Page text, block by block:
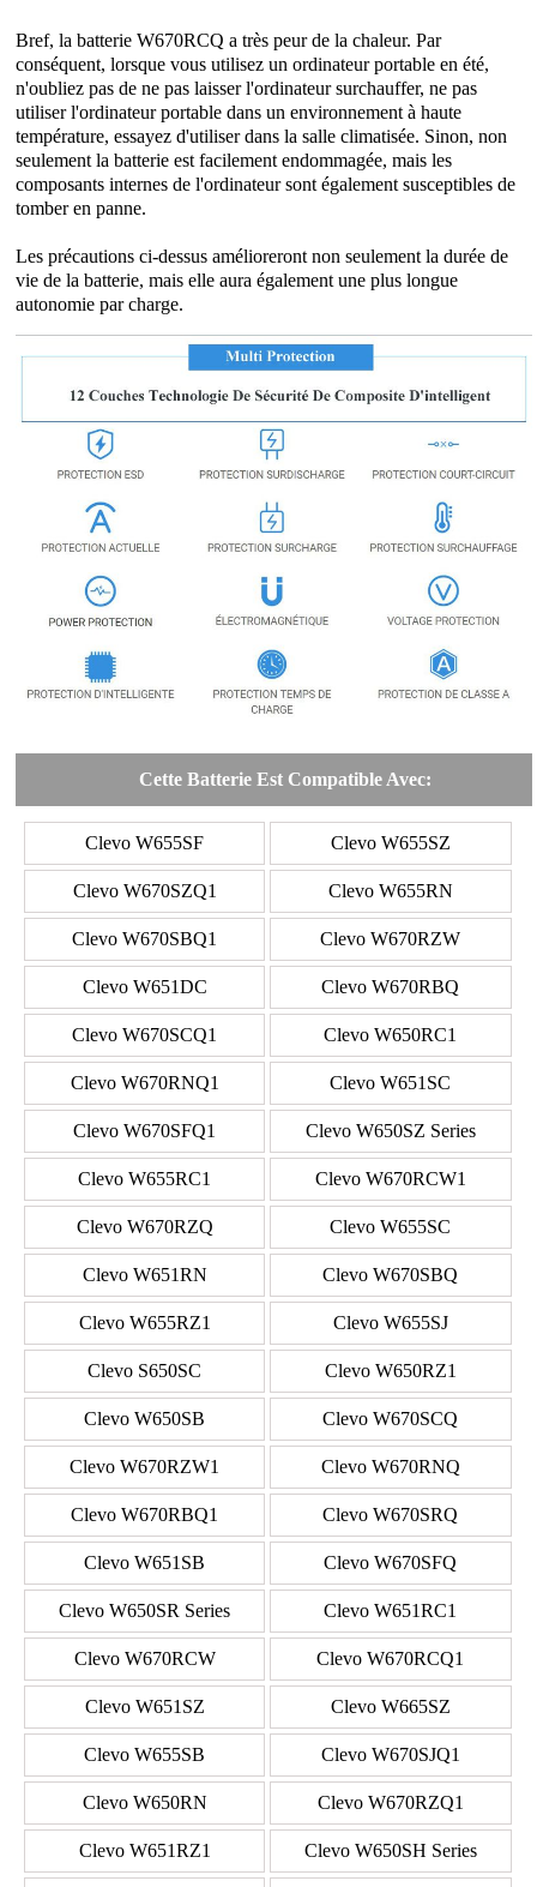
Bref, la batterie W670RCQ a très peur de la chaleur. Par
conséquent, lorsque vous utilisez un ordinateur portable en été,
n'oubliez pas de ne pas laisser l'ordinateur surchauffer, ne pas
utiliser l'ordinateur portable dans un environnement à haute
température, essayez d'utiliser dans la salle climatisée. Sinon, non
seulement la batterie est facilement endommagée, mais les
composants internes de l'ordinateur sont également susceptibles de
tomber en panne.
Les précautions ci-dessus amélioreront non seulement la durée de
vie de la batterie, mais elle aura également une plus longue
autonomie par charge.
Cette Batterie Est Compatible Avec:
Clevo W655SF Clevo W655SZ
Clevo W670SZQ1 Clevo W655RN
Clevo W670SBQ1 Clevo W670RZW
Clevo W651DC Clevo W670RBQ
Clevo W670SCQ1 Clevo W650RC1
Clevo W670RNQ1 Clevo W651SC
Clevo W670SFQ1 Clevo W650SZ Series
Clevo W655RC1 Clevo W670RCW1
Clevo W670RZQ Clevo W655SC
Clevo W651RN Clevo W670SBQ
Clevo W655RZ1 Clevo W655SJ
Clevo S650SC Clevo W650RZ1
Clevo W650SB Clevo W670SCQ
Clevo W670RZW1 Clevo W670RNQ
Clevo W670RBQ1 Clevo W670SRQ
Clevo W651SB Clevo W670SFQ
Clevo W650SR Series Clevo W651RC1
Clevo W670RCW Clevo W670RCQ1
Clevo W651SZ Clevo W665SZ
Clevo W655SB Clevo W670SJQ1
Clevo W650RN Clevo W670RZQ1
Clevo W651RZ1 Clevo W650SH Series